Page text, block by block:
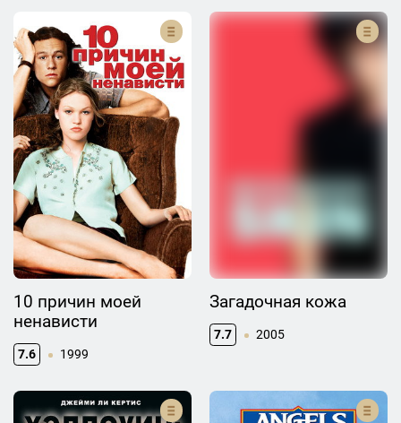
10 причин моей
ненависти
7.6 1999
Загадочная кожа
7.7 2005